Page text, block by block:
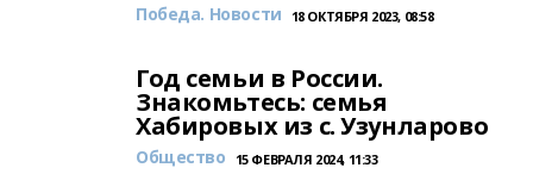
Победа. Новости 18 ОКТЯБРЯ 2023, 08:58
Год семьи в России.
Знакомьтесь: семья
Хабировых из с. Узунларово
Общество 15 ФЕВРАЛЯ 2024, 11:33